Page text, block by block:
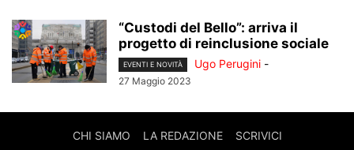
“Custodi del Bello”: arriva il
progetto di reinclusione sociale
EVENTI E NOVITÀ Ugo Perugini -
27 Maggio 2023
CHI SIAMO LA REDAZIONE SCRIVICI